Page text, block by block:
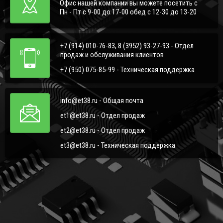
Офис нашей компании вы можете посетить с
Пн - Пт с 9-00 до 17-00 обед с 12-30 до 13-20
+7 (914) 010-76-83, 8 (3952) 93-27-93 - Отдел
продаж и обслуживания клиентов
+7 (950) 075-85-99 - Техническая поддержка
info@et38.ru - Общая почта
et1@et38.ru - Отдел продаж
et2@et38.ru - Отдел продаж
et3@et38.ru - Техническая поддержка